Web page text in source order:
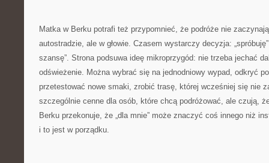
Matka w Berku potrafi też przypomnieć, że podróże nie
autostradzie, ale w głowie. Czasem wystarczy decyzja:
szansę”. Strona podsuwa ideę mikroprzygód: nie trzeba jechać
odświeżenie. Można wybrać się na jednodniowy wypad, odkryć
przetestować nowe smaki, zrobić trasę, której wcześniej się nie
szczególnie cenne dla osób, które chcą podróżować, ale czują,
Berku przekonuje, że „dla mnie” może znaczyć coś innego niż
i to jest w porządku.